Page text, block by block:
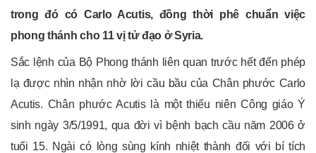
trong đó có Carlo Acutis, đồng thời phê chuẩn việc
phong thánh cho 11 vị tử đạo ở Syria.
Sắc lệnh của Bộ Phong thánh liên quan trước hết đến phép
lạ được nhìn nhận nhờ lời cầu bầu của Chân phước Carlo
Acutis. Chân phước Acutis là một thiếu niên Công giáo Ý
sinh ngày 3/5/1991, qua đời vì bệnh bạch cầu năm 2006 ở
tuổi 15. Ngài có lòng sùng kính nhiệt thành đối với bí tích